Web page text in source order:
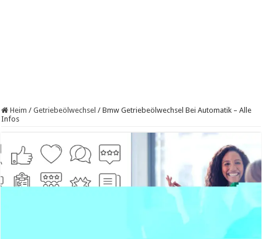
Heim / Getriebeölwechsel / Bmw Getriebeölwechsel Bei Automatik – Alle
Infos